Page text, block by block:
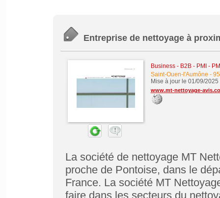
Entreprise de nettoyage à
Business - B2B - PMI -
Saint-Ouen-l'Aumône -
Mise à jour le 01/09/2025
www.mt-nettoyage-
La société de nettoyage MT
proche de Pontoise, dans le
France. La société MT
faire dans les secteurs du